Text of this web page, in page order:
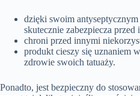
dzięki swoim
skutecznie zabezpiecza przed
chroni przed innymi
produkt cieszy się uznaniem
zdrowie swoich tatuaży.
Ponadto, jest bezpieczny do